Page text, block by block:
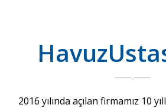
2016 yılında açılan firmamız 10